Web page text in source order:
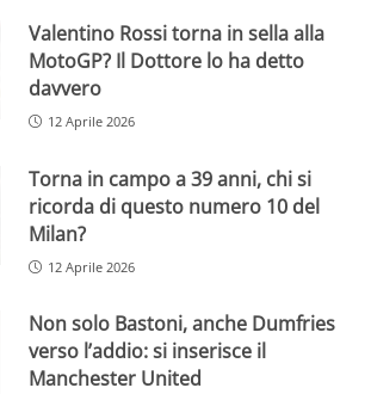
Valentino Rossi torna in sella alla
MotoGP? Il Dottore lo ha detto
davvero
12 Aprile 2026
Torna in campo a 39 anni, chi si
ricorda di questo numero 10 del
Milan?
12 Aprile 2026
Non solo Bastoni, anche Dumfries
verso l’addio: si inserisce il
Manchester United